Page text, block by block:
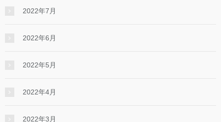
2022年7月
2022年6月
2022年5月
2022年4月
2022年3月